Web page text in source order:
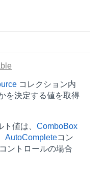
コレクション内
を決定する値を取得
値は、 ComboBox
AutoCompleteコン
コントロールの場合